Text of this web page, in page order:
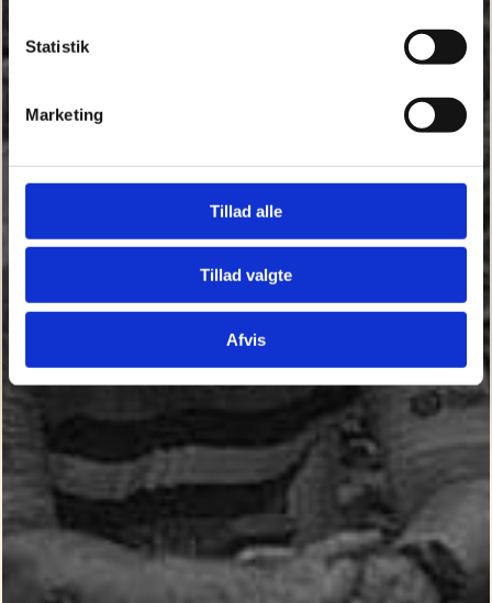
Statistik
Marketing
Tillad alle
Tillad valgte
Afvis